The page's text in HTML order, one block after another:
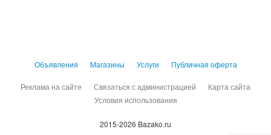
Объявления Магазины Услуги Публичная оферта
Реклама на сайте Связаться с администрацией
Карта сайта
Условия использования
2015-2026 Bazako.ru